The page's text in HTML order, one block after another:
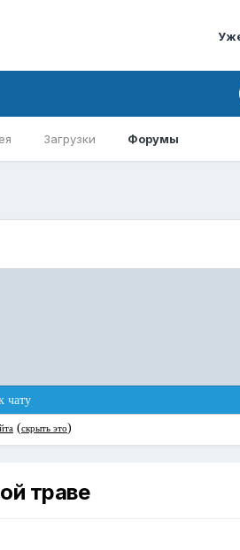
Загрузки Форумы
траве